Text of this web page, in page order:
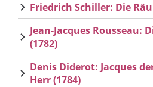
Friedrich Schiller: Die
Jean-Jacques Rousseau:
(1782)
Denis Diderot: Jacques
Herr (1784)